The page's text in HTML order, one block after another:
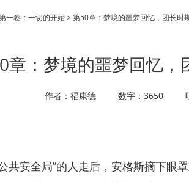
一卷：一切的开始 > 第50章：梦境的噩梦回忆，团长时
章：梦境的噩梦回忆，
作者：福康德 数字：3650
安全局”的人走后，安格斯摘下眼